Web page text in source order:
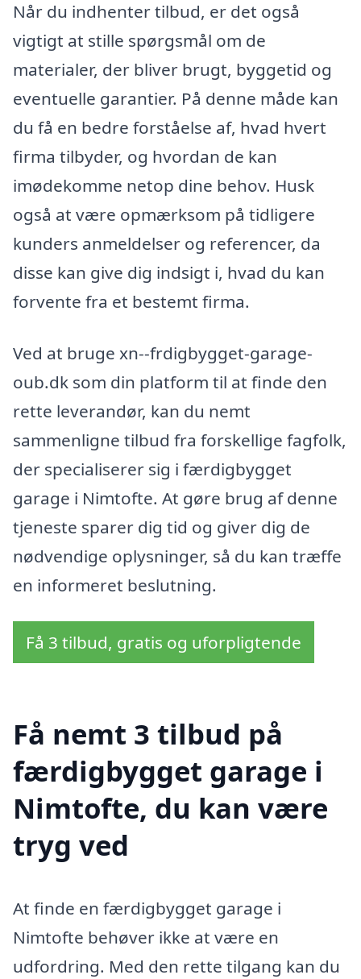
Når du indhenter tilbud, er det også
vigtigt at stille spørgsmål om de
materialer, der bliver brugt, byggetid og
eventuelle garantier. På denne måde kan
du få en bedre forståelse af, hvad hvert
firma tilbyder, og hvordan de kan
imødekomme netop dine behov. Husk
også at være opmærksom på tidligere
kunders anmeldelser og referencer, da
disse kan give dig indsigt i, hvad du kan
forvente fra et bestemt firma.
Ved at bruge xn--frdigbygget-garage-
oub.dk som din platform til at finde den
rette leverandør, kan du nemt
sammenligne tilbud fra forskellige fagfolk,
der specialiserer sig i færdigbygget
garage i Nimtofte. At gøre brug af denne
tjeneste sparer dig tid og giver dig de
nødvendige oplysninger, så du kan træffe
en informeret beslutning.
Få 3 tilbud, gratis og uforpligtende
Få nemt 3 tilbud på
færdigbygget garage i
Nimtofte, du kan være
tryg ved
At finde en færdigbygget garage i
Nimtofte behøver ikke at være en
udfordring. Med den rette tilgang kan du